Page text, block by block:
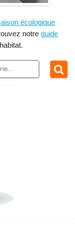
écologique
notre guide